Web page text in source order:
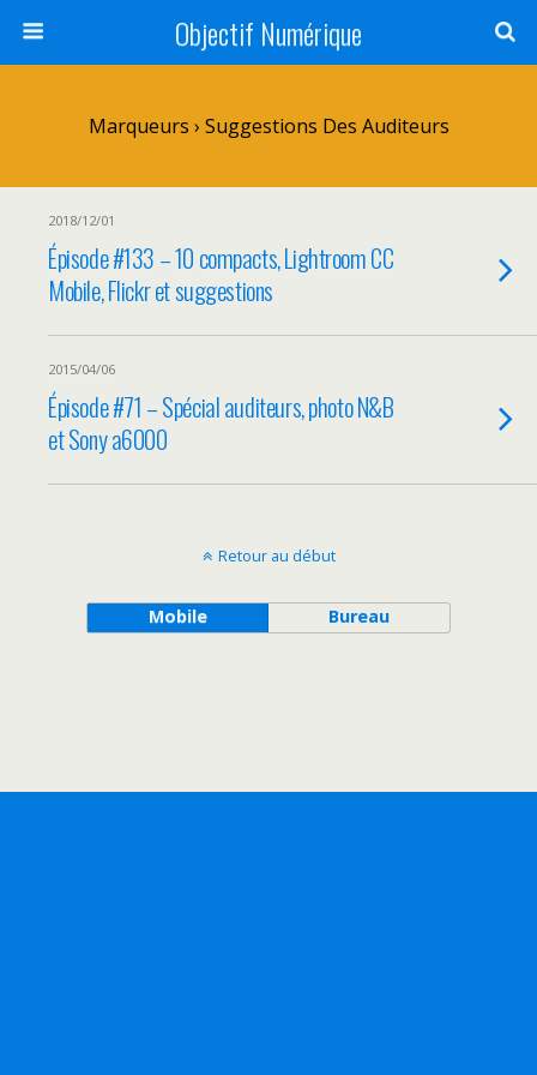
Objectif Numérique
Marqueurs › Suggestions Des Auditeurs
2018/12/01
Épisode #133 – 10 compacts, Lightroom CC
Mobile, Flickr et suggestions
2015/04/06
Épisode #71 – Spécial auditeurs, photo N&B
et Sony a6000
Retour au début
Mobile Bureau